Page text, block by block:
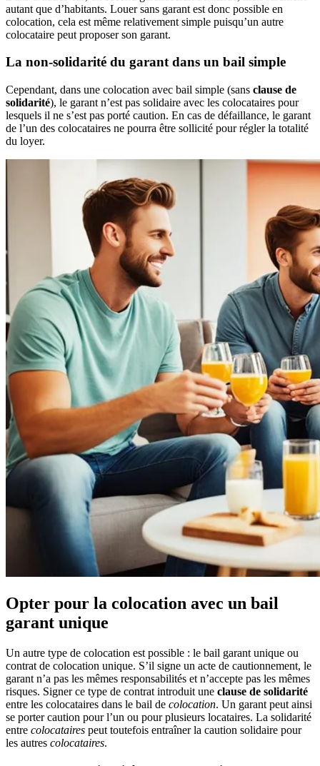
autant que d’habitants. Louer sans garant est donc possible en
colocation, cela est même relativement simple puisqu’un autre
colocataire peut proposer son garant.
La non-solidarité du garant dans un bail simple
Cependant, dans une colocation avec bail simple (sans clause de
solidarité), le garant n’est pas solidaire avec les colocataires pour
lesquels il ne s’est pas porté caution. En cas de défaillance, le garant
de l’un des colocataires ne pourra être sollicité pour régler la totalité
du loyer.
Opter pour la colocation avec un bail
garant unique
Un autre type de colocation est possible : le bail garant unique ou
contrat de colocation unique. S’il signe un acte de cautionnement, le
garant n’a pas les mêmes responsabilités et n’accepte pas les mêmes
risques. Signer ce type de contrat introduit une clause de solidarité
entre les colocataires dans le bail de colocation. Un garant peut ainsi
se porter caution pour l’un ou pour plusieurs locataires. La solidarité
entre colocataires peut toutefois entraîner la caution solidaire pour
les autres colocataires.